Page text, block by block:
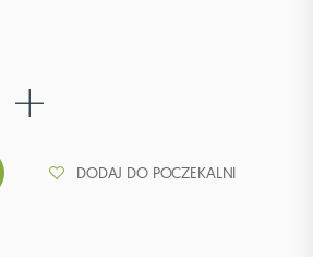
DODAJ DO POCZEKALNI